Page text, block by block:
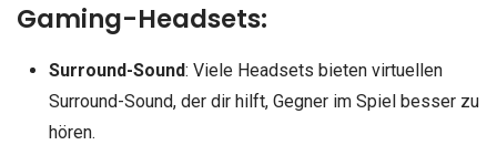
Gaming-Headsets:
Surround-Sound: Viele Headsets bieten virtuellen
Surround-Sound, der dir hilft, Gegner im Spiel besser zu
hören.